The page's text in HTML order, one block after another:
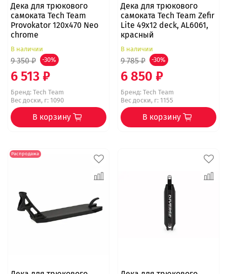
Дека для трюкового
самоката Tech Team
Provokator 120x470 Neo
chrome
В наличии
9 350 ₽ -30%
6 513 ₽
Бренд:Tech Team
Вес доски, г: 1090
В корзину
Дека для трюкового
самоката Tech Team Zefir
Lite 49x12 deck, AL6061,
красный
В наличии
9 785 ₽ -30%
6 850 ₽
Бренд:Tech Team
Вес доски, г: 1155
В корзину
Распродажа